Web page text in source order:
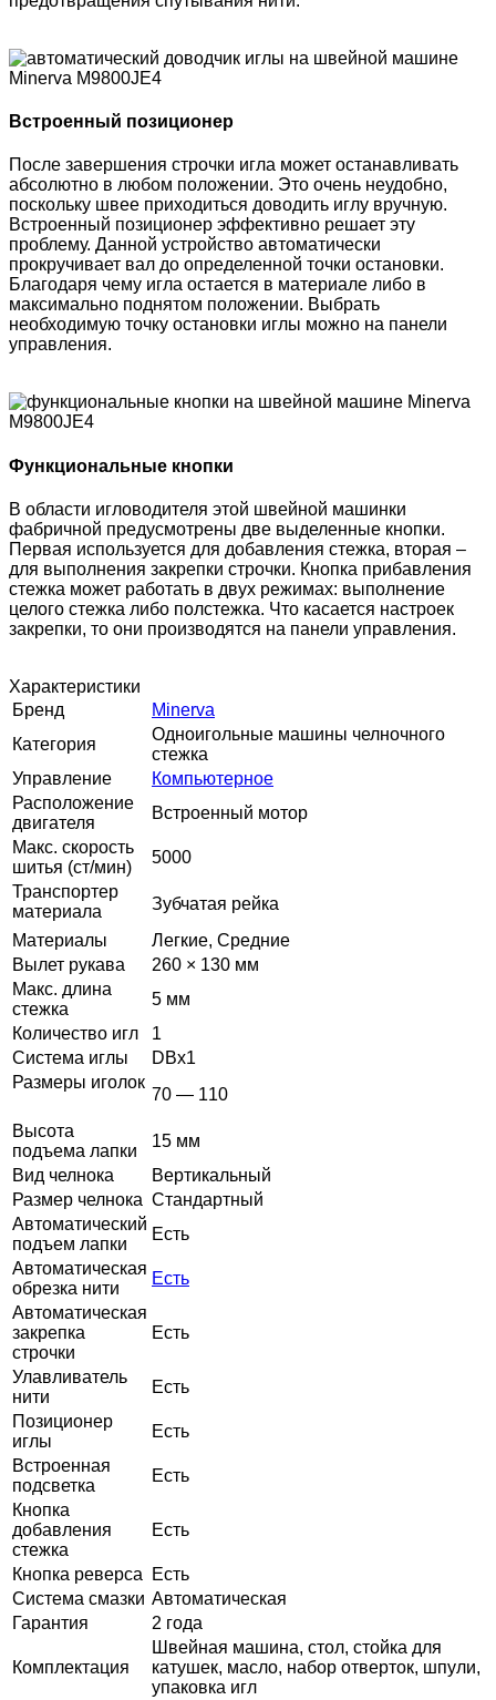
Встроенный позиционер
После завершения строчки игла может останавливать
абсолютно в любом положении. Это очень неудобно,
поскольку швее приходиться доводить иглу вручную.
Встроенный позиционер эффективно решает эту
проблему. Данной устройство автоматически
прокручивает вал до определенной точки остановки.
Благодаря чему игла остается в материале либо в
максимально поднятом положении. Выбрать
необходимую точку остановки иглы можно на панели
управления.
Функциональные кнопки
В области игловодителя этой швейной машинки
фабричной предусмотрены две выделенные кнопки.
Первая используется для добавления стежка, вторая –
для выполнения закрепки строчки. Кнопка прибавления
стежка может работать в двух режимах: выполнение
целого стежка либо полстежка. Что касается настроек
закрепки, то они производятся на панели управления.
Характеристики
Бренд
Minerva
Категория
Одноигольные машины челночного
стежка
Управление
Компьютерное
Расположение
двигателя
Встроенный мотор
Макс. скорость
шитья (ст/мин)
5000
Транспортер
материала
Зубчатая рейка
Материалы
Легкие, Средние
Вылет рукава
260 × 130 мм
Макс. длина
стежка
5 мм
Количество игл
1
Система иглы
DBx1
Размеры иголок
70 — 110
Высота
подъема лапки
15 мм
Вид челнока
Вертикальный
Размер челнока Стандартный
Автоматический
подъем лапки
Есть
Автоматическая
обрезка нити
Есть
Автоматическая
закрепка
строчки
Есть
Улавливатель
нити
Есть
Позиционер
иглы
Есть
Встроенная
подсветка
Есть
Кнопка
добавления
стежка
Есть
Кнопка реверса
Есть
Система смазки Автоматическая
Гарантия
2 года
Комплектация
Швейная машина, стол, стойка для
катушек, масло, набор отверток, шпули,
упаковка игл